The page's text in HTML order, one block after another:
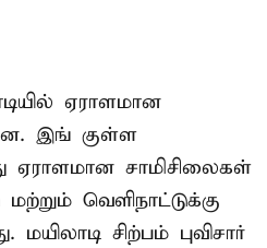
ஏராளமான
இங் குள்ள
ஏராளமான சாமிசிலைகள்
வெளிநாட்டுக்கு
மயிலாடி சிற்பம் புவிசார்